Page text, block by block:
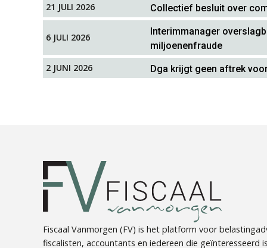
21 JULI 2026
Collectief besluit over
6 JULI 2026
Interimmanager
miljoenenfraude
2 JUNI 2026
Dga krijgt geen aftrek
Fiscaal Vanmorgen (FV) is het platform voor
fiscalisten, accountants en iedereen die geïnteresseerd